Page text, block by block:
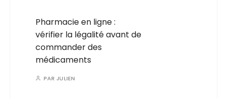
Pharmacie en ligne :
vérifier la légalité avant de
commander des
médicaments
PAR JULIEN